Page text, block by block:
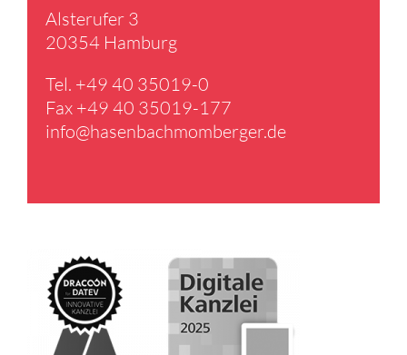
Alster­ufer 3
20354 Hamburg
Tel. +49 40 35019-0
Fax +49 40 35019-177
info@​hasenbachmomberger.​de